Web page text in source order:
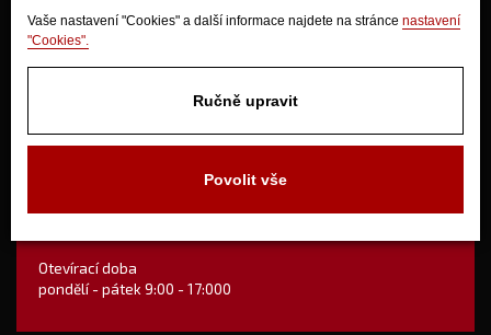
Vaše nastavení "Cookies" a další informace najdete na stránce nastavení
"Cookies".
Ručně upravit
Povolit vše
Odstoupení od kupní smlouvy
280 02 Kolín
Otevírací doba
pondělí - pátek 9:00 - 17:000